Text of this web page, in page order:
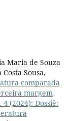
Maria de Souza
Sousa,
comparada
margem
(2024): Dossiê: